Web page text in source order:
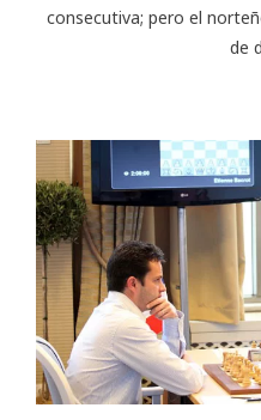
consecutiva; pero el
de